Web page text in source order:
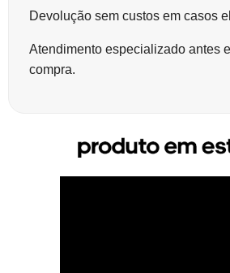
Devolução sem custos em casos
Atendimento especializado antes
compra.